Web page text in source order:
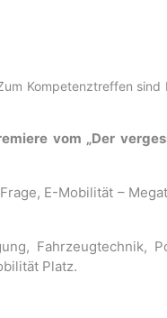
Kompetenztreffen sind
vom „Der
E-Mobilität –
Fahrzeugtechnik,
Platz.